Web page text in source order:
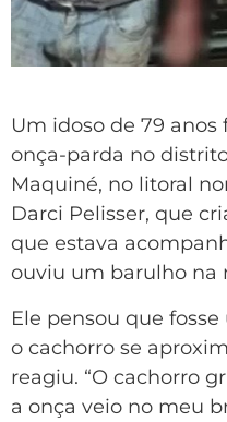
Um idoso de 79
onça-parda no
Maquiné, no litoral
Darci Pelisser, que
que estava
ouviu um barulho na
Ele pensou que
o cachorro se
reagiu. “O cachorro
a onça veio no meu